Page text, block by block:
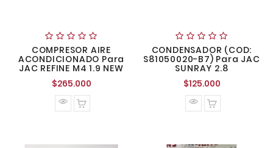
COMPRESOR AIRE
ACONDICIONADO Para
JAC REFINE M4 1.9 NEW
$265.000Precio
CONDENSADOR (COD:
S81050020-B7) Para JAC
SUNRAY 2.8
$125.000Precio
normal